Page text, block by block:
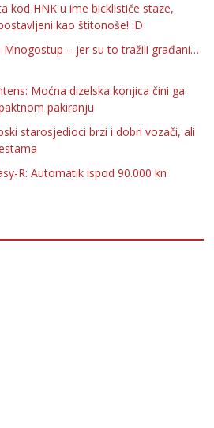
kod HNK u ime bicklističe staze,
kao štitonoše! :D
– jer su to tražili građani…
Moćna dizelska konjica čini ga
pakiranju
starosjedioci brzi i dobri vozači, ali
R: Automatik ispod 90.000 kn